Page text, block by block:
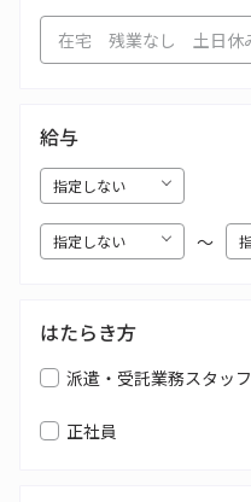
給与
〜
はたらき方
派遣・受託業務スタッフ
正社員